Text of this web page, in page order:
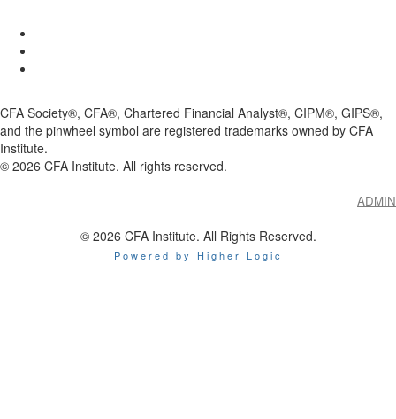
CFA Society®, CFA®, Chartered Financial Analyst®, CIPM®, GIPS®,
and the pinwheel symbol are registered trademarks owned by CFA
Institute.
© 2026 CFA Institute. All rights reserved.
ADMIN
© 2026 CFA Institute. All Rights Reserved.
Powered by Higher Logic